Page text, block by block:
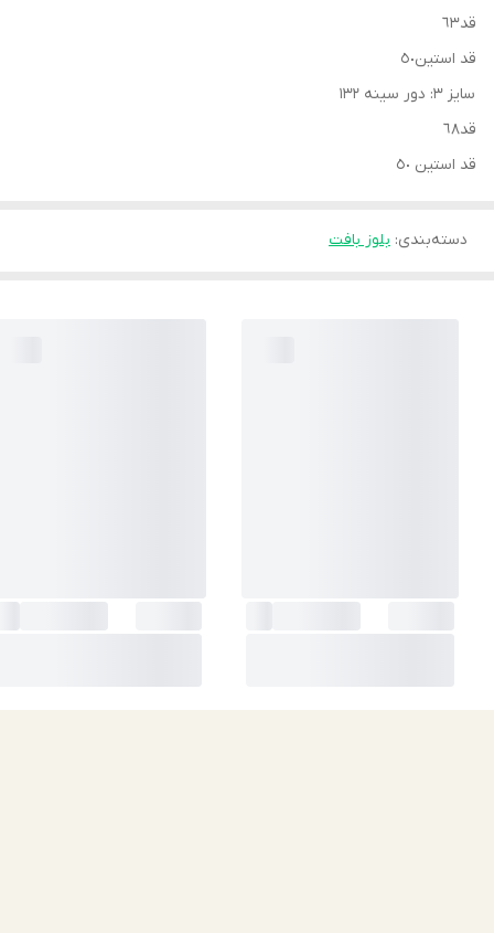
قد٦٣
قد استين٥٠
سايز ٣: دور سينه ١٣٢
قد٦٨
قد استين ٥٠
دسته‌بندی: بلوز بافت